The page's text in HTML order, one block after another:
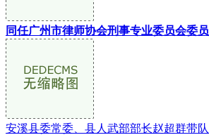
同任广州市律师协会刑事专业委员会委员
安溪县委常委、县人武部部长赵超群带队